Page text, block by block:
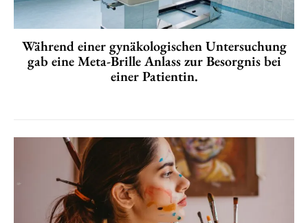
Während einer gynäkologischen Untersuchung
gab eine Meta-Brille Anlass zur Besorgnis bei
einer Patientin.